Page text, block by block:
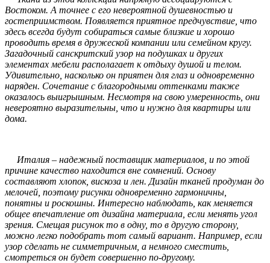
Востоком. А точнее с его невероятной душевностью и
гостеприимством. Появляется приятное предчувствие, что
здесь всегда будут собираться самые близкие и хорошо
проводить время в дружеской компании или семейном кругу.
Загадочный санскритский узор на подушках и других
элементах мебели располагает к отдыху душой и телом.
Удивительно, насколько он приятен для глаз и одновременно
наряден. Сочетание с благородными оттенками также
оказалось выигрышным. Несмотря на свою умеренность, они
невероятно выразительны, что и нужно для квартиры или
дома.
Италия – надежный поставщик материалов, и по этой
причине качество находится вне сомнений. Основу
составляют хлопок, вискоза и лен. Дизайн тканей продуман до
мелочей, поэтому рисунки одновременно гармоничны,
понятны и роскошны. Интересно наблюдать, как меняется
общее впечатление от дизайна материала, если менять угол
зрения. Смещая рисунок то в одну, то в другую сторону,
можно легко подобрать тот самый вариант. Например, если
узор сделать не симметричным, а немного сместить,
смотреться он будет совершенно по-другому.